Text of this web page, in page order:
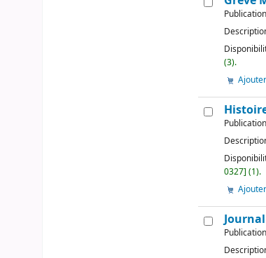
(3).
0327] (1).